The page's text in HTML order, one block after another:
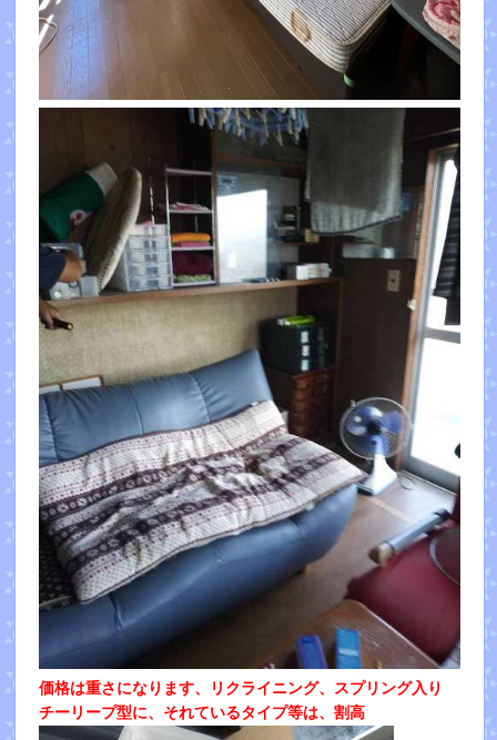
価格は重さになります、リクライニング、スプリング入り
チーリープ型に、それているタイプ等は、割高